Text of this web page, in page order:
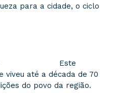
para a cidade, o ciclo
Este
viveu até a década de 70
do povo da região.